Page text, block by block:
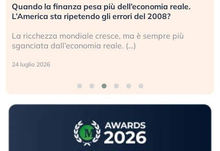
Quando la finanza pesa più dell’economia reale.
L’America sta ripetendo gli errori del 2008?
La ricchezza mondiale cresce, ma è sempre più
sganciata dall’economia reale. (…)
24 luglio 2026